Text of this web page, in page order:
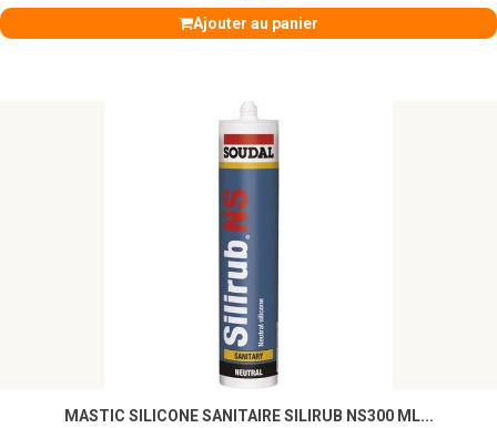
Ajouter au panier
MASTIC SILICONE SANITAIRE SILIRUB NS300 ML...